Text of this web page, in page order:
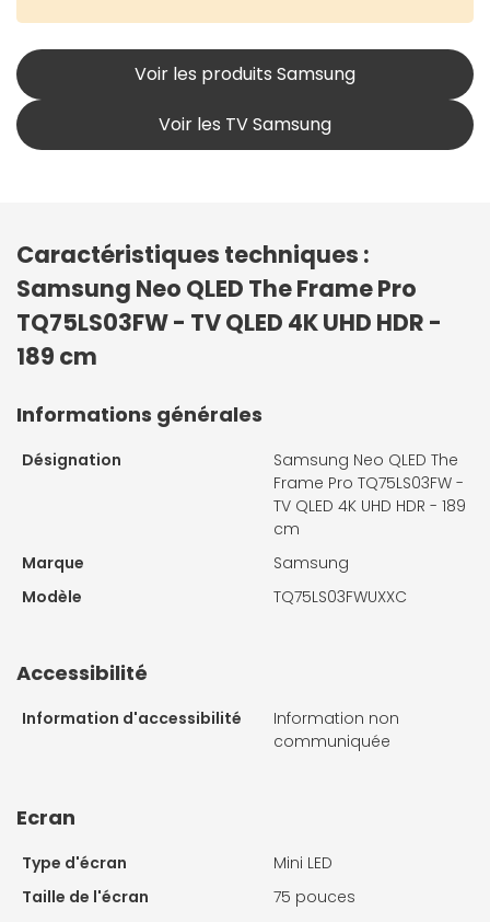
Voir les produits Samsung
Voir les TV Samsung
Caractéristiques techniques :
Samsung Neo QLED The Frame Pro
TQ75LS03FW - TV QLED 4K UHD HDR -
189 cm
Informations générales
Désignation
Samsung Neo QLED The
Frame Pro TQ75LS03FW -
TV QLED 4K UHD HDR - 189
cm
Marque
Samsung
Modèle
TQ75LS03FWUXXC
Accessibilité
Information d'accessibilité
Information non
communiquée
Ecran
Type d'écran
Mini LED
Taille de l'écran
75 pouces